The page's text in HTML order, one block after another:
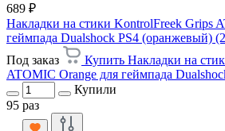
689 ₽
Накладки на стики KontrolFreek Grips
геймпада Dualshock PS4 (оранжевый)
Под заказ
Купить Накладки на
ATOMIC Orange для геймпада
Купили
95 раз